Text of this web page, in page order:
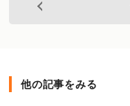
他の記事をみる